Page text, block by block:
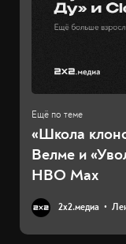
«Школа
Велме и
HBO Max
2х2.медиа